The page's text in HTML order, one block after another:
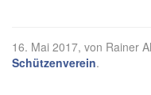
16. Mai 2017, von Rainer
Schützenverein.